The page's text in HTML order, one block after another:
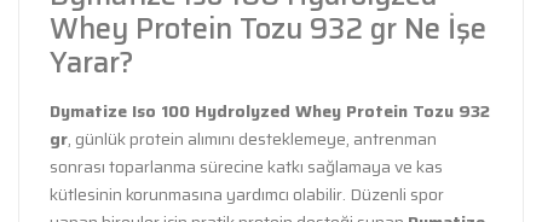
Whey Protein Tozu 932 gr Ne İşe
Yarar?
Dymatize Iso 100 Hydrolyzed Whey Protein Tozu 932
gr, günlük protein alımını desteklemeye, antrenman
sonrası toparlanma sürecine katkı sağlamaya ve kas
kütlesinin korunmasına yardımcı olabilir. Düzenli spor